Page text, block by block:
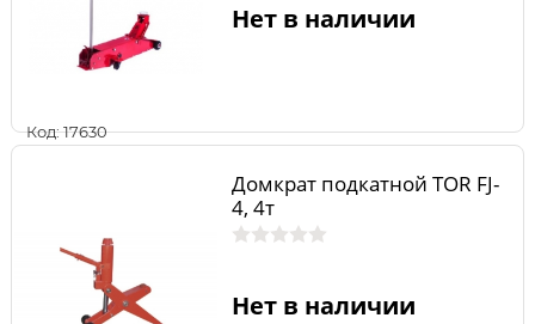
Код: 17630
Нет в наличии
Домкрат подкатной TOR FJ-
4, 4т
Нет в наличии